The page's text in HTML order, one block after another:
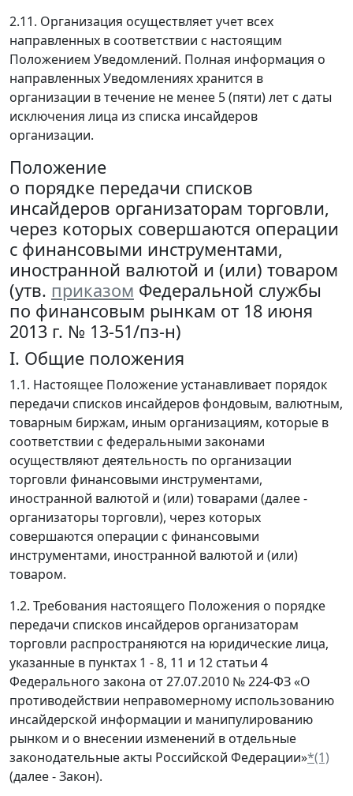
2.11. Организация осуществляет учет всех
направленных в соответствии с настоящим
Положением Уведомлений. Полная информация о
направленных Уведомлениях хранится в
организации в течение не менее 5 (пяти) лет с даты
исключения лица из списка инсайдеров
организации.
Положение
о порядке передачи списков
инсайдеров организаторам торговли,
через которых совершаются операции
с финансовыми инструментами,
иностранной валютой и (или) товаром
(утв. приказом Федеральной службы
по финансовым рынкам от 18 июня
2013 г. № 13-51/пз-н)
I. Общие положения
1.1. Настоящее Положение устанавливает порядок
передачи списков инсайдеров фондовым, валютным,
товарным биржам, иным организациям, которые в
соответствии с федеральными законами
осуществляют деятельность по организации
торговли финансовыми инструментами,
иностранной валютой и (или) товарами (далее -
организаторы торговли), через которых
совершаются операции с финансовыми
инструментами, иностранной валютой и (или)
товаром.
1.2. Требования настоящего Положения о порядке
передачи списков инсайдеров организаторам
торговли распространяются на юридические лица,
указанные в пунктах 1 - 8, 11 и 12 статьи 4
Федерального закона от 27.07.2010 № 224-ФЗ «О
противодействии неправомерному использованию
инсайдерской информации и манипулированию
рынком и о внесении изменений в отдельные
законодательные акты Российской Федерации»*(1)
(далее - Закон).